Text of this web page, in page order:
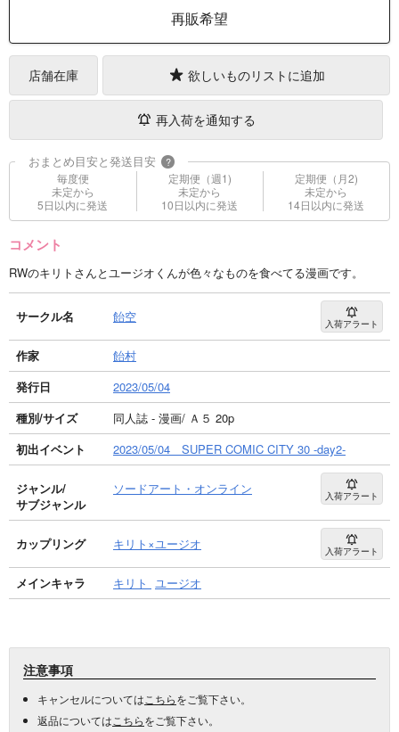
再販希望
店舗在庫 欲しいものリストに追加
再入荷を通知する
おまとめ目安と発送目安 ?
毎度便
未定から
5日以内に発送
定期便（週1)
未定から
10日以内に発送
定期便（月2)
未定から
14日以内に発送
コメント
RWのキリトさんとユージオくんが色々なものを食べてる漫画です。
サークル名 飴空 入荷アラート
作家
飴村
発行日
2023/05/04
種別/サイズ
同人誌 - 漫画/ Ａ５ 20p
初出イベント
2023/05/04 SUPER COMIC CITY 30 -day2-
ジャンル/
サブジャンル
ソードアート・オンライン 入荷アラート
カップリング キリト×ユージオ 入荷アラート
メインキャラ キリト ユージオ
注意事項
キャンセルについては こちらをご覧下さい。
返品については こちらをご覧下さい。